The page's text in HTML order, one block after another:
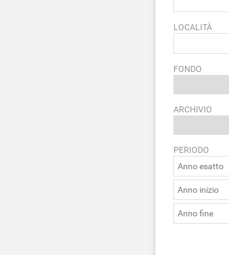
LOCALITÀ
FONDO
ARCHIVIO
PERIODO